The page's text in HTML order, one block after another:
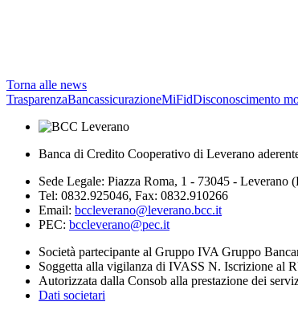
Torna alle news
TrasparenzaBancassicurazioneMiFidDisconoscimento
Banca di Credito Cooperativo di Leverano
Sede Legale: Piazza Roma, 1 - 73045 - Leverano
Tel: 0832.925046, Fax: 0832.910266
Email: bccleverano@leverano.bcc.it
PEC: bccleverano@pec.it
Società partecipante al Gruppo IVA Gruppo
Soggetta alla vigilanza di IVASS N. Iscrizione al
Autorizzata dalla Consob alla prestazione dei
Dati societari